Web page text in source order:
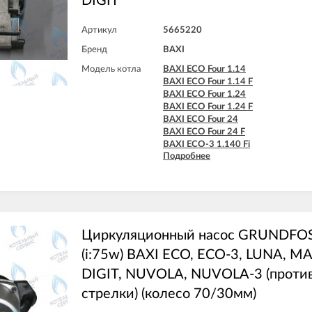
Артикул 5665220
Бренд BAXI
Модель котла
BAXI ECO Four 1.14
BAXI ECO Four 1.14 F
BAXI ECO Four 1.24
BAXI ECO Four 1.24 F
BAXI ECO Four 24
BAXI ECO Four 24 F
BAXI ECO-3 1.140 Fi
BAXI ECO-3 1.240 Fi
BAXI ECO-3 Compact 1.240 Fi
BAXI ECO-3 Compact 240 Fi
BAXI ECO-3 Compact 240 I
BAXI ECO-4s 1.24 F
BAXI ECO-4s 10 F
Подробнее
Циркуляционный насос
(i:75w) BAXI ECO, ECO-3, LUNA,
DIGIT, NUVOLA, NUVOLA-3
стрелки) (колесо 70/30мм)